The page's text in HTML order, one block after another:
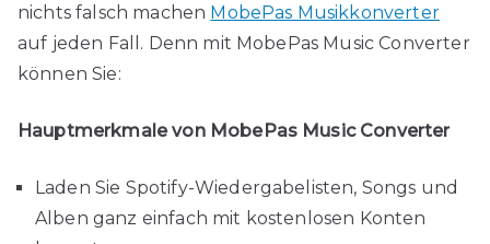
nichts falsch machen MobePas Musikkonverter
auf jeden Fall. Denn mit MobePas Music Converter
können Sie:
Hauptmerkmale von MobePas Music Converter
Laden Sie Spotify-Wiedergabelisten, Songs und
Alben ganz einfach mit kostenlosen Konten